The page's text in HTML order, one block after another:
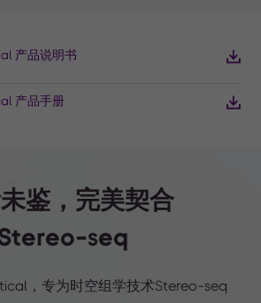
产品说明书
产品手册
鉴，完美契合
seq
，专为时空组学技术Stereo-seq